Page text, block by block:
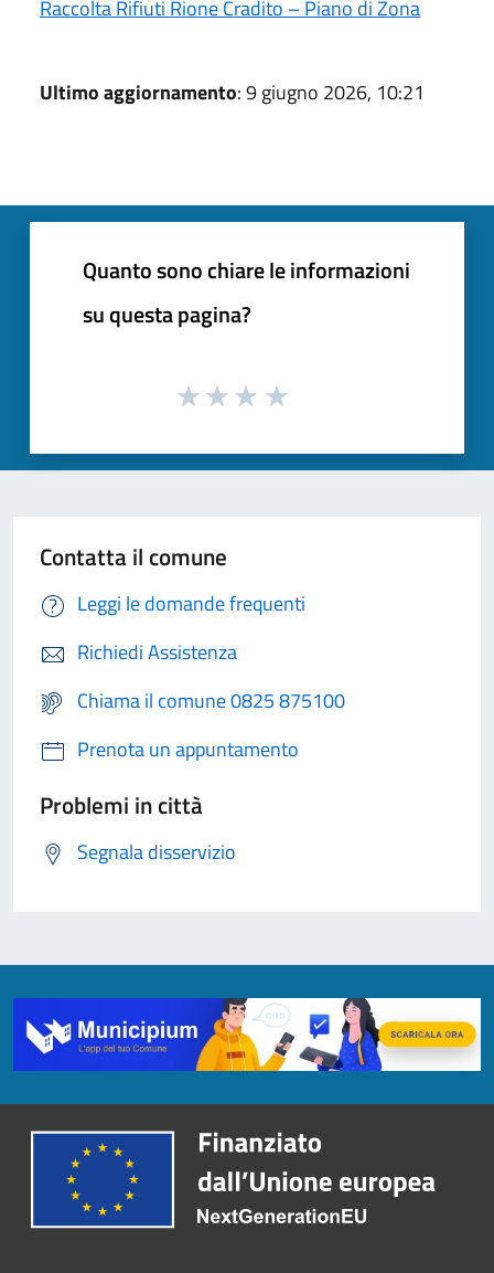
Raccolta Rifiuti Rione Cradito – Piano di Zona
Ultimo aggiornamento: 9 giugno 2026, 10:21
Quanto sono chiare le informazioni
su questa pagina?
Contatta il comune
Leggi le domande frequenti
Richiedi Assistenza
Chiama il comune 0825 875100
Prenota un appuntamento
Problemi in città
Segnala disservizio